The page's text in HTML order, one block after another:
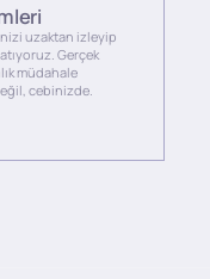
uzaktan izleyip
Gerçek
müdahale
cebinizde.